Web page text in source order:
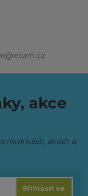
akce
novinkách, akcích a
Přihlásit se